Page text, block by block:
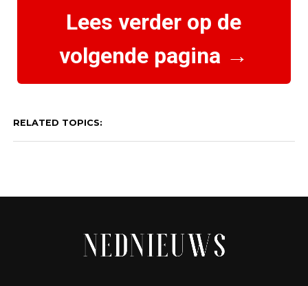
Lees verder op de
volgende pagina →
RELATED TOPICS: